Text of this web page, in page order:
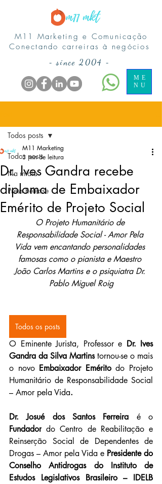
M11 Marketing e Comunicação
Conectando carreiras à negócios
ME
NU
-since 2004 -
Todos posts
Na midia
Press Release
Todos posts
Dr. Ives Gandra recebe
diploma de Embaixador
Emérito de Projeto Social
M11 Marketing
3 min de leitura
O Projeto Humanitário de
Responsabilidade Social - Amor Pela
Vida vem encantando personalidades
famosas como o pianista e Maestro
João Carlos Martins e o psiquiatra Dr.
Pablo Miguel Roig
Todos os posts
O Eminente Jurista, Professor e Dr. Ives
Gandra da Silva Martins tornou-se o mais
o novo Embaixador Emérito do Projeto
Humanitário de Responsabilidade Social
– Amor pela Vida.
Dr. Josué dos Santos Ferreira
Fundador do Centro de Reabilitação e
Reinserção Social de Dependentes de
Drogas – Amor pela Vida e Presidente do
Conselho Antidrogas do Instituto de
Estudos Legislativos Brasileiro – IDELB